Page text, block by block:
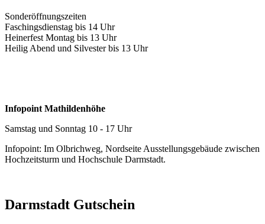
Sonderöffnungszeiten
Faschingsdienstag bis 14 Uhr
Heinerfest Montag bis 13 Uhr
Heilig Abend und Silvester bis 13 Uhr
Infopoint Mathildenhöhe
Samstag und Sonntag 10 - 17 Uhr
Infopoint: Im Olbrichweg, Nordseite Ausstellungsgebäude zwischen
Hochzeitsturm und Hochschule Darmstadt.
Darmstadt Gutschein